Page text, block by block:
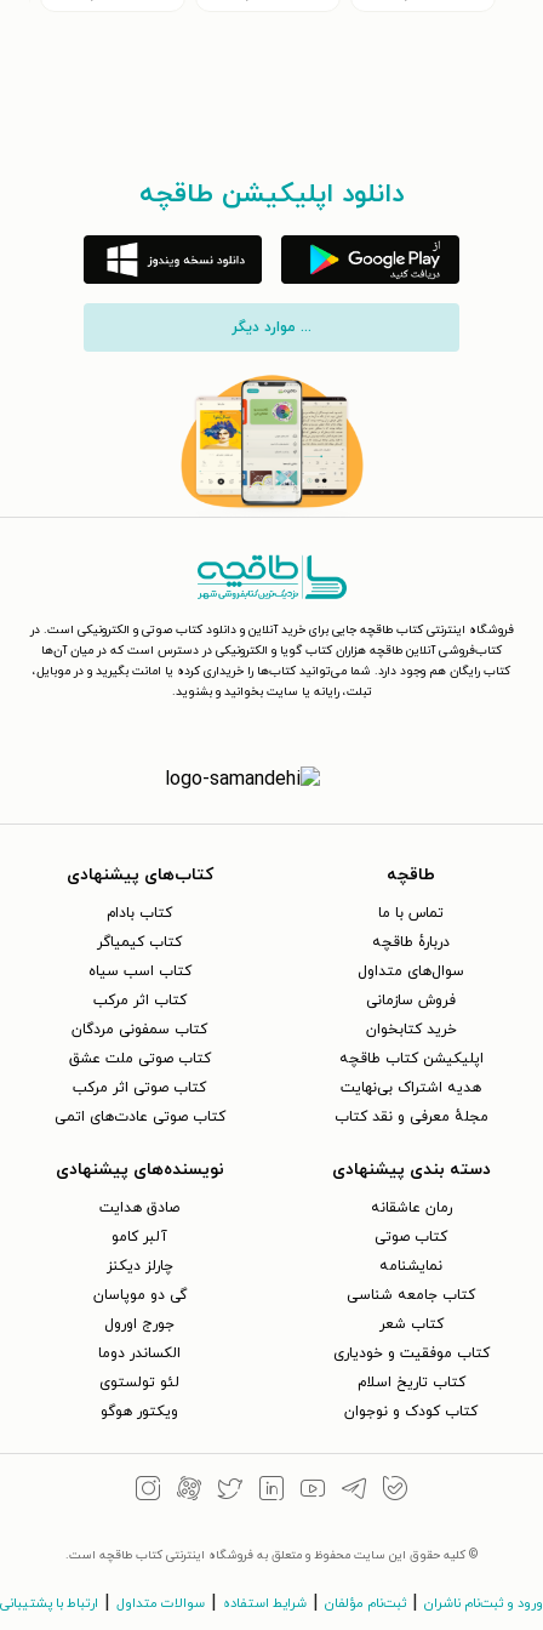
دانلود اپلیکیشن طاقچه
... موارد دیگر
فروشگاه اینترنتی کتاب طاقچه جایی برای خرید آنلاین و دانلود کتاب صوتی و الکترونیکی است. در
کتاب‌فروشی آنلاین طاقچه هزاران کتاب گویا و الکترونیکی در دسترس است که در میان آن‌ها
کتاب رایگان هم وجود دارد. شما می‌توانید کتاب‌ها را خریداری کرده یا امانت بگیرید و در موبایل،
تبلت، رایانه یا سایت بخوانید و بشنوید.
طاقچه
تماس با ما
دربارهٔ طاقچه
سوال‌های متداول
فروش سازمانی
خرید کتابخوان
اپلیکیشن کتاب طاقچه
هدیه اشتراک بی‌نهایت
مجلهٔ معرفی و نقد کتاب
کتاب‌های پیشنهادی
کتاب بادام
کتاب کیمیاگر
کتاب اسب سیاه
کتاب اثر مرکب
کتاب سمفونی مردگان
کتاب صوتی ملت عشق
کتاب صوتی اثر مرکب
کتاب صوتی عادت‌های اتمی
دسته بندی پیشنهادی
رمان عاشقانه
کتاب‌ صوتی
نمایشنامه
کتاب جامعه شناسی
کتاب شعر
کتاب موفقیت و خودیاری
کتاب تاریخ اسلام
کتاب کودک و نوجوان
نویسنده‌های پیشنهادی
صادق هدایت
آلبر کامو
چارلز دیکنز
گی دو موپاسان
جورج اورول
الکساندر دوما
لئو تولستوی
ویکتور هوگو
© کلیه حقوق این سایت محفوظ و متعلق به فروشگاه اینترنتی کتاب طاقچه است.
ورود و ثبت‌نام ناشران | ثبت‌نام مؤلفان | شرایط استفاده | سوالات متداول | ارتباط با پشتیبانی